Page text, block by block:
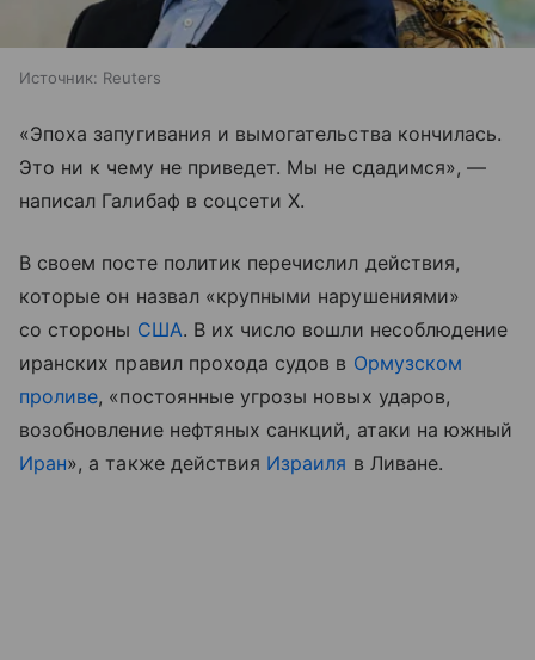
Источник: Reuters
«Эпоха запугивания и вымогательства кончилась.
Это ни к чему не приведет. Мы не сдадимся», —
написал Галибаф в соцсети X.
В своем посте политик перечислил действия,
которые он назвал «крупными нарушениями»
со стороны США. В их число вошли несоблюдение
иранских правил прохода судов в Ормузском
проливе, «постоянные угрозы новых ударов,
возобновление нефтяных санкций, атаки на южный
Иран», а также действия Израиля в Ливане.